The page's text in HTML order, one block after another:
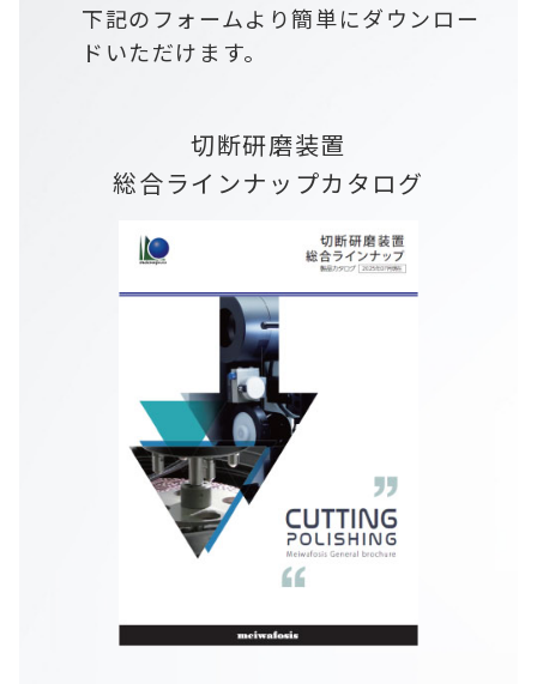
下記のフォームより簡単にダウンロー
ドいただけます。
切断研磨装置
総合ラインナップカタログ